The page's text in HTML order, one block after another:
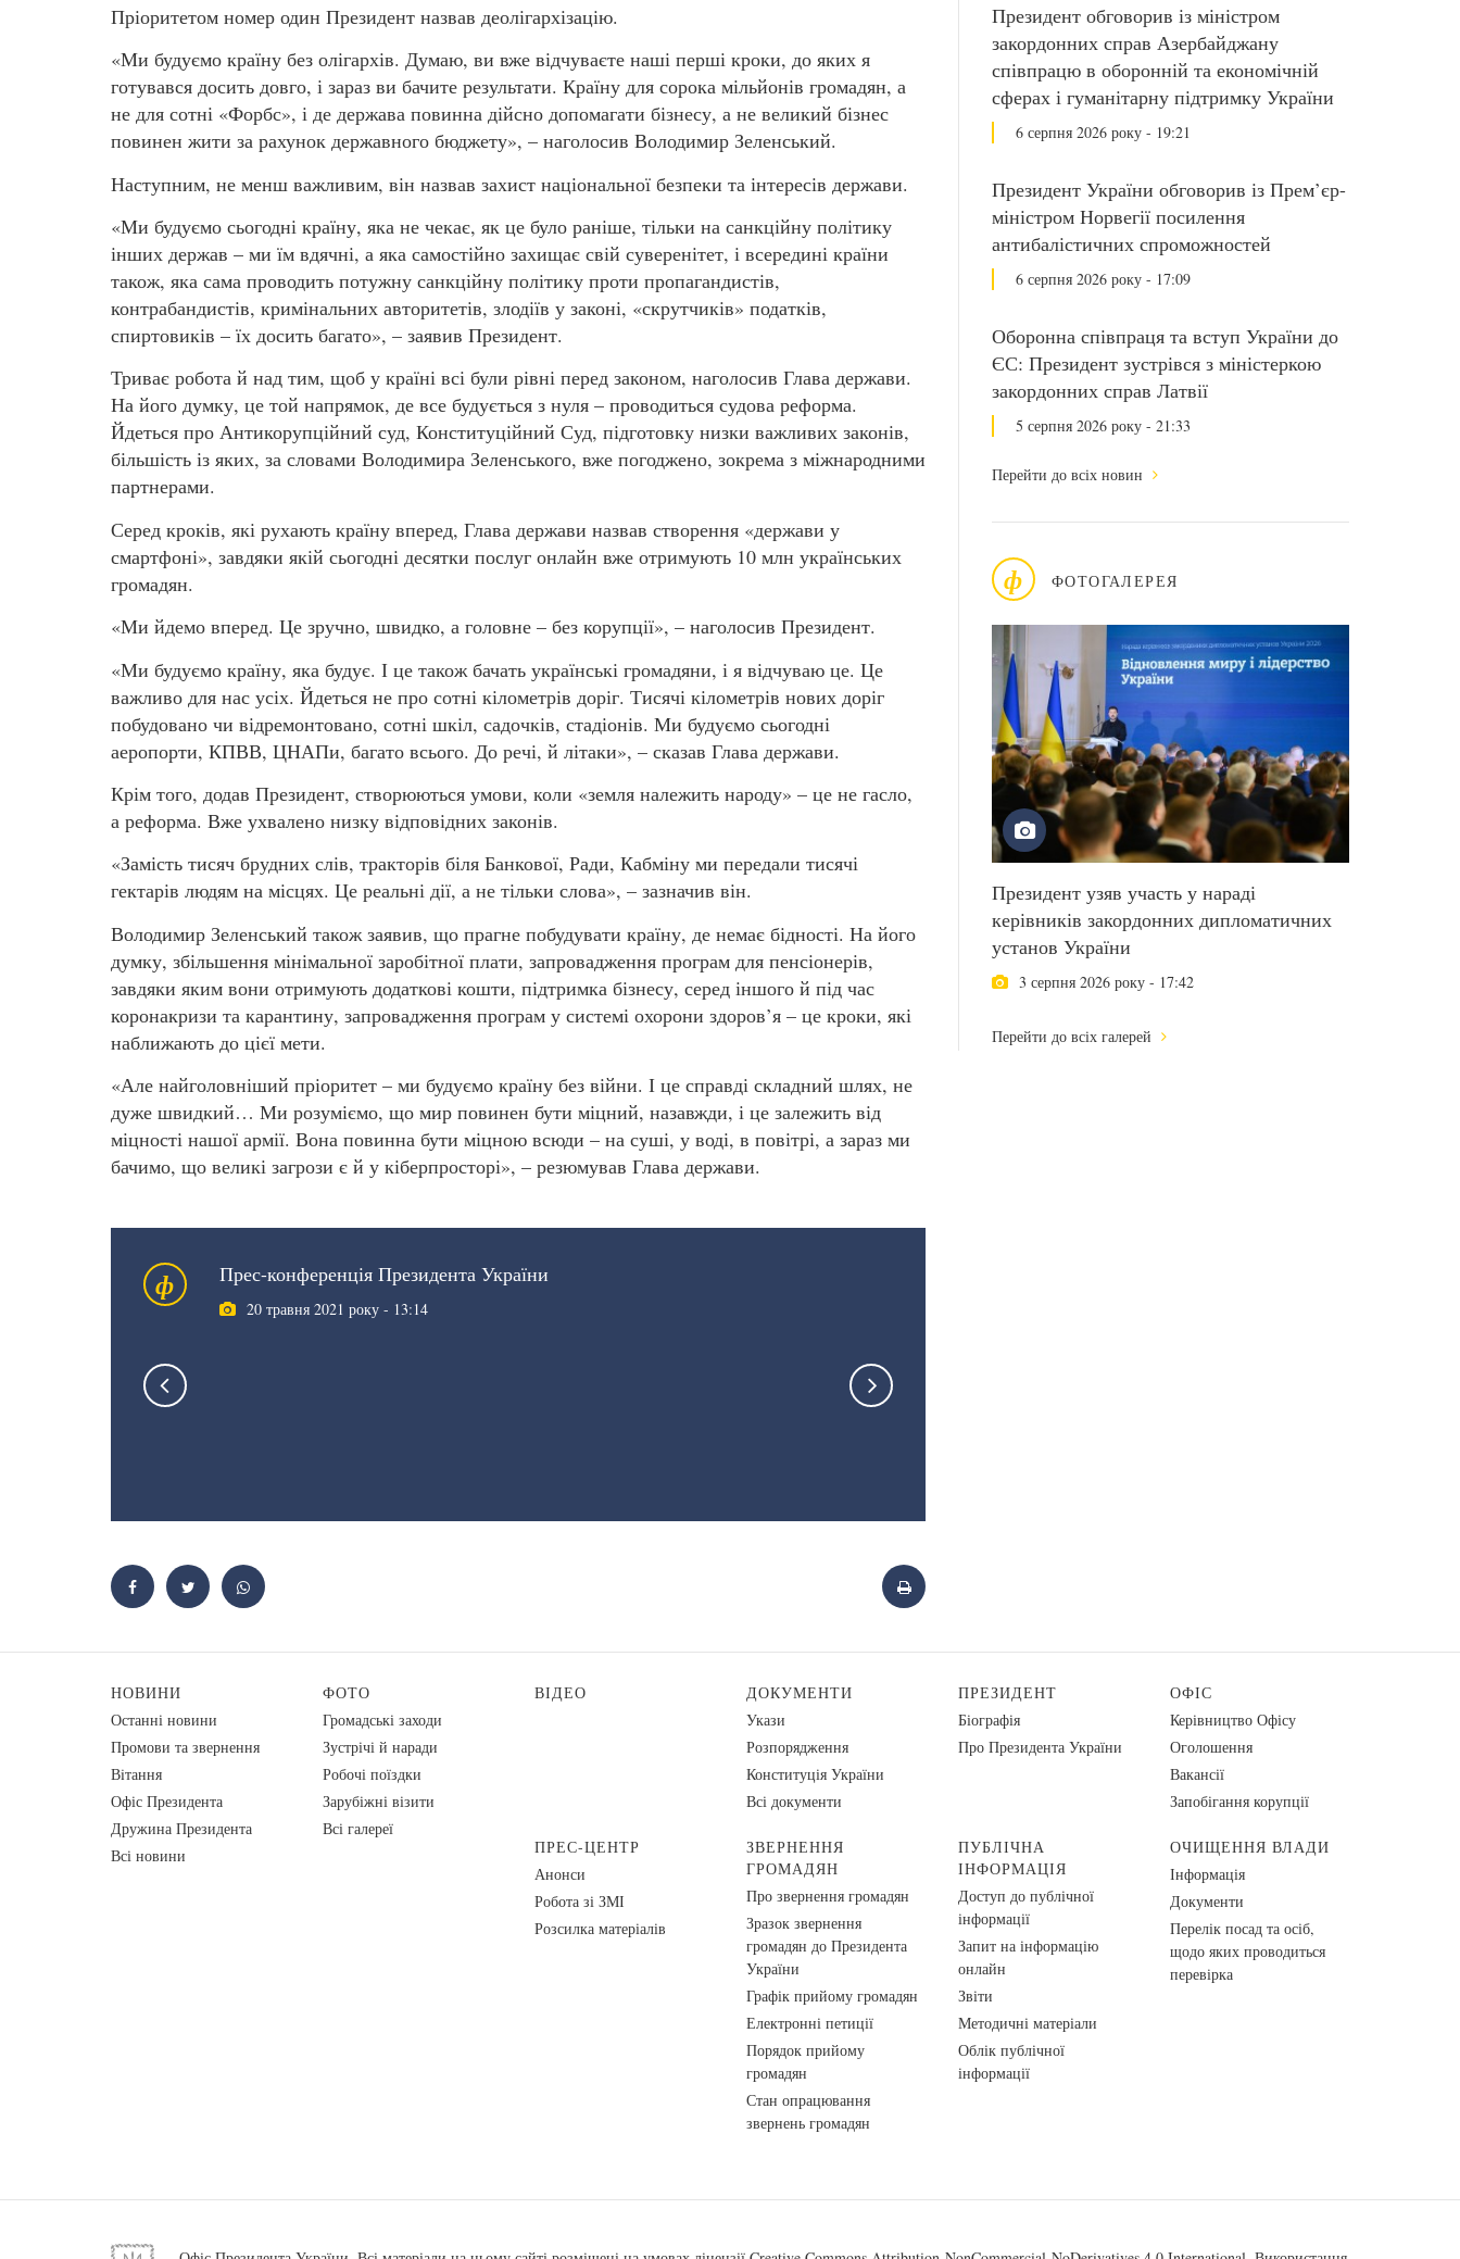
Президент обговорив із міністром
закордонних справ Азербайджану
співпрацю в оборонній та економічній
сферах і гуманітарну підтримку України
6 серпня 2026 року - 19:21
Президент України обговорив із Прем’єр-
міністром Норвегії посилення
антибалістичних спроможностей
6 серпня 2026 року - 17:09
Оборонна співпраця та вступ України до
ЄС: Президент зустрівся з міністеркою
закордонних справ Латвії
5 серпня 2026 року - 21:33
Перейти до всіх новин
ф ФОТОГАЛЕРЕЯ
Президент узяв участь у нараді
керівників закордонних дипломатичних
установ України
3 серпня 2026 року - 17:42
Перейти до всіх галерей
Пріоритетом номер один Президент назвав деолігархізацію.
«Ми будуємо країну без олігархів. Думаю, ви вже відчуваєте наші перші кроки, до яких я
готувався досить довго, і зараз ви бачите результати. Країну для сорока мільйонів громадян, а
не для сотні «Форбс», і де держава повинна дійсно допомагати бізнесу, а не великий бізнес
повинен жити за рахунок державного бюджету», – наголосив Володимир Зеленський.
Наступним, не менш важливим, він назвав захист національної безпеки та інтересів держави.
«Ми будуємо сьогодні країну, яка не чекає, як це було раніше, тільки на санкційну політику
інших держав – ми їм вдячні, а яка самостійно захищає свій суверенітет, і всередині країни
також, яка сама проводить потужну санкційну політику проти пропагандистів,
контрабандистів, кримінальних авторитетів, злодіїв у законі, «скрутчиків» податків,
спиртовиків – їх досить багато», – заявив Президент.
Триває робота й над тим, щоб у країні всі були рівні перед законом, наголосив Глава держави.
На його думку, це той напрямок, де все будується з нуля – проводиться судова реформа.
Йдеться про Антикорупційний суд, Конституційний Суд, підготовку низки важливих законів,
більшість із яких, за словами Володимира Зеленського, вже погоджено, зокрема з міжнародними
партнерами.
Серед кроків, які рухають країну вперед, Глава держави назвав створення «держави у
смартфоні», завдяки якій сьогодні десятки послуг онлайн вже отримують 10 млн українських
громадян.
«Ми йдемо вперед. Це зручно, швидко, а головне – без корупції», – наголосив Президент.
«Ми будуємо країну, яка будує. І це також бачать українські громадяни, і я відчуваю це. Це
важливо для нас усіх. Йдеться не про сотні кілометрів доріг. Тисячі кілометрів нових доріг
побудовано чи відремонтовано, сотні шкіл, садочків, стадіонів. Ми будуємо сьогодні
аеропорти, КПВВ, ЦНАПи, багато всього. До речі, й літаки», – сказав Глава держави.
Крім того, додав Президент, створюються умови, коли «земля належить народу» – це не гасло,
а реформа. Вже ухвалено низку відповідних законів.
«Замість тисяч брудних слів, тракторів біля Банкової, Ради, Кабміну ми передали тисячі
гектарів людям на місцях. Це реальні дії, а не тільки слова», – зазначив він.
Володимир Зеленський також заявив, що прагне побудувати країну, де немає бідності. На його
думку, збільшення мінімальної заробітної плати, запровадження програм для пенсіонерів,
завдяки яким вони отримують додаткові кошти, підтримка бізнесу, серед іншого й під час
коронакризи та карантину, запровадження програм у системі охорони здоров’я – це кроки, які
наближають до цієї мети.
«Але найголовніший пріоритет – ми будуємо країну без війни. І це справді складний шлях, не
дуже швидкий… Ми розуміємо, що мир повинен бути міцний, назавжди, і це залежить від
міцності нашої армії. Вона повинна бути міцною всюди – на суші, у воді, в повітрі, а зараз ми
бачимо, що великі загрози є й у кіберпросторі», – резюмував Глава держави.
ф Прес-конференція Президента України
20 травня 2021 року - 13:14
НОВИНИ
Останні новини
Промови та звернення
Вiтання
Офіс Президента
Дружина Президента
Всі новини
ФОТО
Громадські заходи
Зустрічі й наради
Робочі поїздки
Зарубіжні візити
Всі галереї
ВІДЕО
ДОКУМЕНТИ
Укази
Розпорядження
Конституція України
Всі документи
ПРЕЗИДЕНТ
Біографія
Про Президента України
ОФІС
Керівництво Офісу
Оголошення
Вакансії
Запобігання корупції
ПРЕС-ЦЕНТР
Анонси
Робота зі ЗМІ
Розсилка матеріалів
ЗВЕРНЕННЯ
ГРОМАДЯН
Про звернення громадян
Зразок звернення
громадян до Президента
України
Графік прийому громадян
Електронні петиції
Порядок прийому
громадян
Стан опрацювання
звернень громадян
ПУБЛІЧНА
ІНФОРМАЦІЯ
Доступ до публічної
інформації
Запит на інформацію
онлайн
Звіти
Методичні матеріали
Облік публічної
інформації
ОЧИЩЕННЯ ВЛАДИ
Інформація
Документи
Перелік посад та осіб,
щодо яких проводиться
перевірка